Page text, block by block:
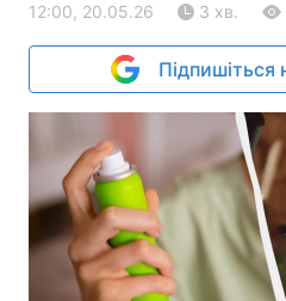
12:00, 20.05.26 3 хв.
Підпишіться